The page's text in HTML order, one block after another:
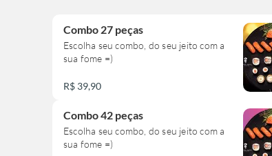
Combo 27 peças
Escolha seu combo, do seu jeito com a
sua fome =)
R$ 39,90
Combo 42 peças
Escolha seu combo, do seu jeito com a
sua fome =)